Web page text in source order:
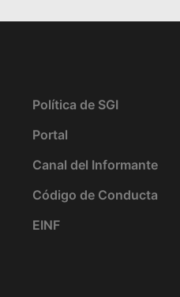
Política de SGI
Portal
Canal del Informante
Código de Conducta
EINF